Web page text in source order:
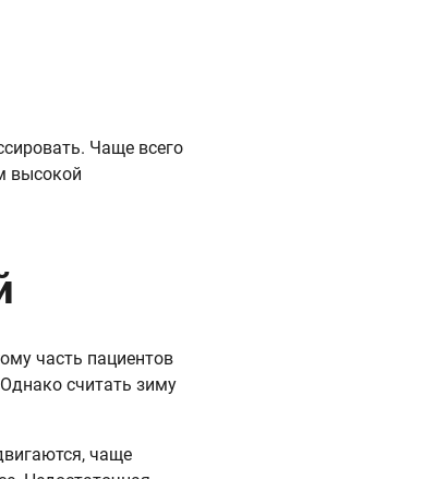
Чаще всего
высокой
часть пациентов
считать зиму
чаще